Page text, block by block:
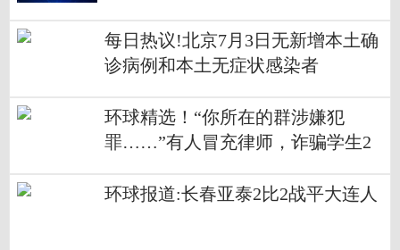
每日热议!北京7月3日无新增本土确
诊病例和本土无症状感染者
环球精选！“你所在的群涉嫌犯
罪……”有人冒充律师，诈骗学生2
环球报道:长春亚泰2比2战平大连人